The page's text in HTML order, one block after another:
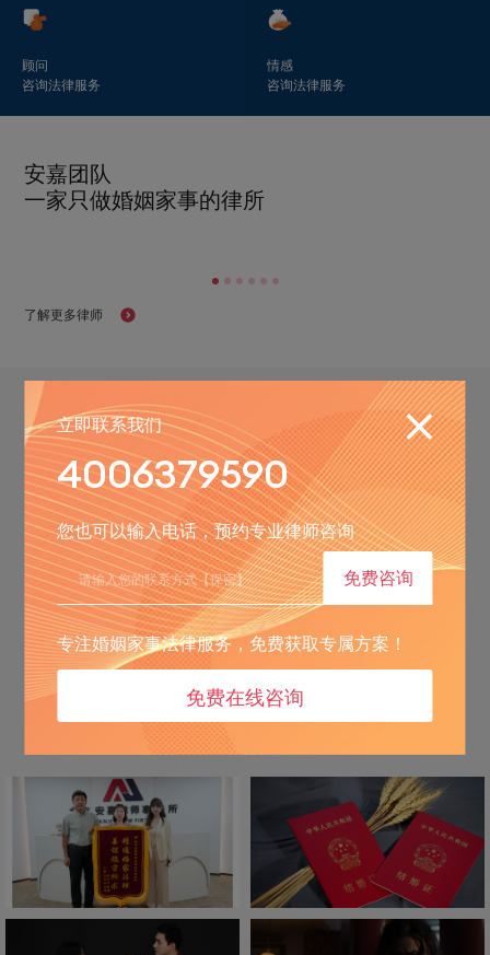
顾问
咨询法律服务
情感
咨询法律服务
安嘉团队
一家只做婚姻家事的律所
了解更多律师
真实可靠的信赖
源自细致专业的服务
2024-09-11
北京安嘉律师事务所荣获“2022品牌影响
了解更多动态
立即联系我们
4006379590
您也可以输入电话，预约专业律师咨询
免费咨询
专注婚姻家事法律服务，免费获取专属方案！
免费在线咨询